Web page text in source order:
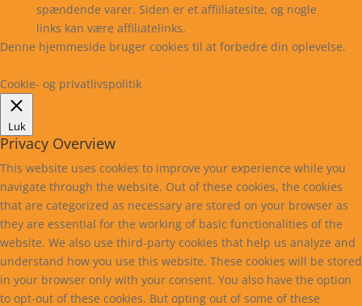
spændende varer. Siden er et affiiliatesite, og nogle
links kan være affiliatelinks.
Denne hjemmeside bruger cookies til at forbedre din oplevelse.
Cookie- og privatlivspolitik
Luk
Privacy Overview
This website uses cookies to improve your experience while you
navigate through the website. Out of these cookies, the cookies
that are categorized as necessary are stored on your browser as
they are essential for the working of basic functionalities of the
website. We also use third-party cookies that help us analyze and
understand how you use this website. These cookies will be stored
in your browser only with your consent. You also have the option
to opt-out of these cookies. But opting out of some of these